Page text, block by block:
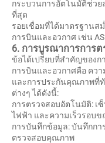
กระบวนการอัตโนมัติช่วย
ที่สุด
รอยเชื่อมที่ได้มาตรฐาน
การบินและอวกาศ เช่น
6. การบูรณาการการ
ข้อได้เปรียบที่สำคัญของก
การบินและอวกาศคือ คว
และการประกันคุณภาพที่
ต่างๆ ได้ดังนี้:
การตรวจสอบอัตโนมัติ: เ
ไฟฟ้า และความเร็วรอบ
การบันทึกข้อมูล: บันทึกกา
ตรวจสอบคุณภาพ